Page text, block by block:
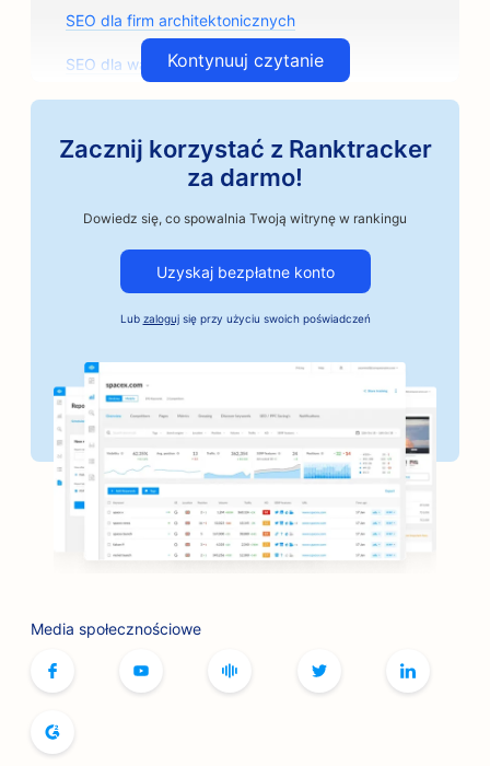
SEO dla firm architektonicznych
SEO dla warsztatów samochodowych
SEO dla zajęć artystycznych
Pozycjonowanie dla usług kaucji
SEO dla firm motoryzacyjnych
SEO dla piekarni
SEO dla salonów fryzjerskich
SEO dla banków
SEO dla księgarni
SEO dla punktów BBQ
SEO dla usług związanych z botoksem i
Kontynuuj czytanie
Zacznij korzystać z Ranktracker
za darmo!
Dowiedz się, co spowalnia Twoją witrynę w rankingu
Uzyskaj bezpłatne konto
Lub zalogujsię przy użyciu swoich poświadczeń
Media społecznościowe